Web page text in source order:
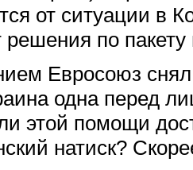
от ситуации в
решения по
Евросоюз
одна перед
этой помощи
натиск?